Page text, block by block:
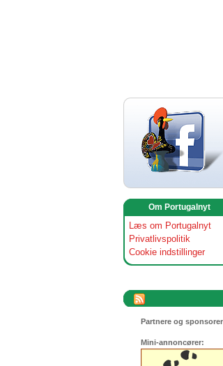
Om Portugalnyt
Læs om Portugalnyt
Privatlivspolitik
Cookie indstillinger
Partnere og
Mini-annoncører: